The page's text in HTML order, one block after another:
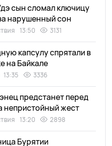
сын сломал ключицу
нарушенный сон
13:50 3131
капсулу спрятали в
на Байкале
13:35 3336
предстанет перед
непристойный жест
13:20 2898
Бурятии